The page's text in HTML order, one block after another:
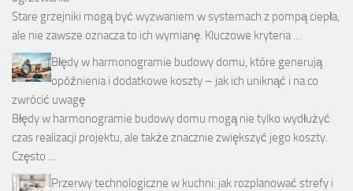
Stare grzejniki mogą być wyzwaniem w systemach z pompą ciepła,
ale nie zawsze oznacza to ich wymianę. Kluczowe kryteria …
Błędy w harmonogramie budowy domu, które generują
opóźnienia i dodatkowe koszty – jak ich uniknąć i na co
zwrócić uwagę
Błędy w harmonogramie budowy domu mogą nie tylko wydłużyć
czas realizacji projektu, ale także znacznie zwiększyć jego koszty.
Często …
Przerwy technologiczne w kuchni: jak rozplanować strefy i